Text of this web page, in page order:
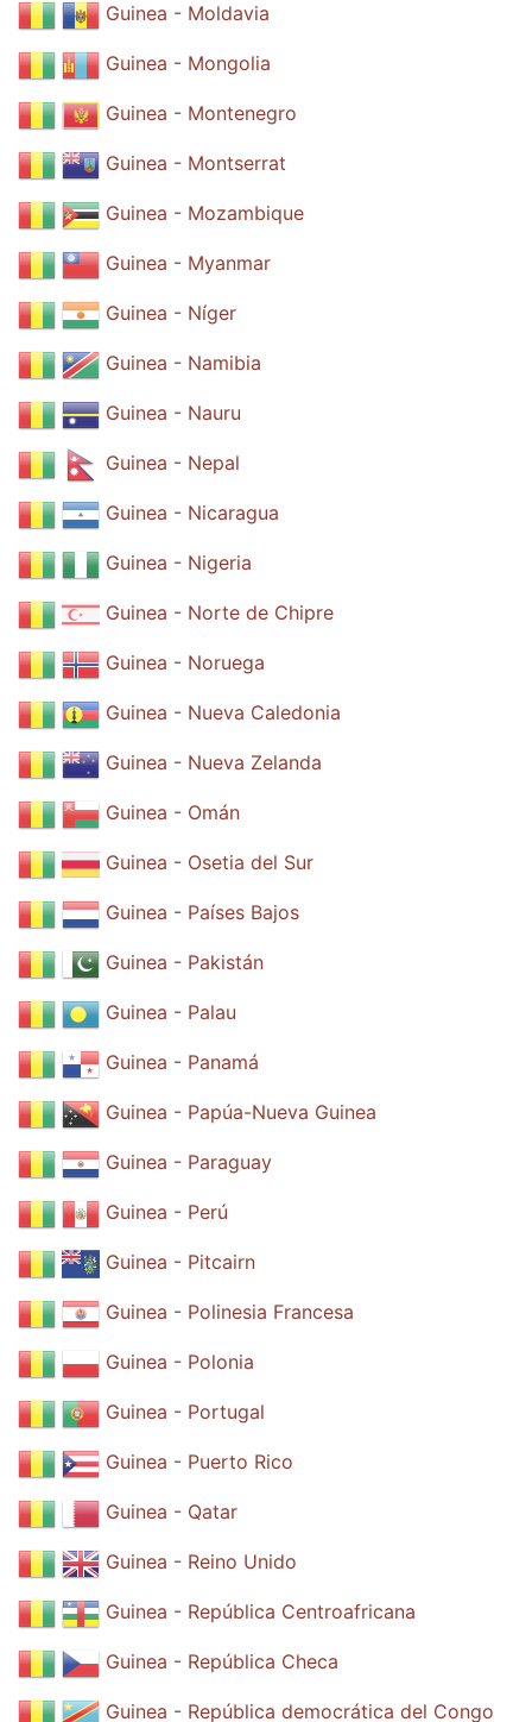
Guinea - Moldavia
Guinea - Mongolia
Guinea - Montenegro
Guinea - Montserrat
Guinea - Mozambique
Guinea - Myanmar
Guinea - Níger
Guinea - Namibia
Guinea - Nauru
Guinea - Nepal
Guinea - Nicaragua
Guinea - Nigeria
Guinea - Norte de Chipre
Guinea - Noruega
Guinea - Nueva Caledonia
Guinea - Nueva Zelanda
Guinea - Omán
Guinea - Osetia del Sur
Guinea - Países Bajos
Guinea - Pakistán
Guinea - Palau
Guinea - Panamá
Guinea - Papúa-Nueva Guinea
Guinea - Paraguay
Guinea - Perú
Guinea - Pitcairn
Guinea - Polinesia Francesa
Guinea - Polonia
Guinea - Portugal
Guinea - Puerto Rico
Guinea - Qatar
Guinea - Reino Unido
Guinea - República Centroafricana
Guinea - República Checa
Guinea - República democrática del Congo